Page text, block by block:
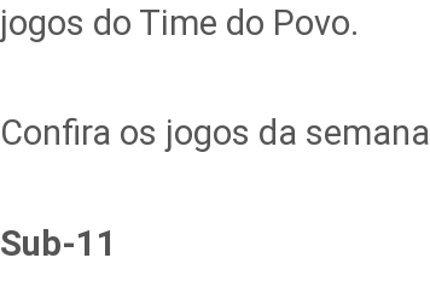
jogos do Time do Povo.
Confira os jogos da semana
Sub-11